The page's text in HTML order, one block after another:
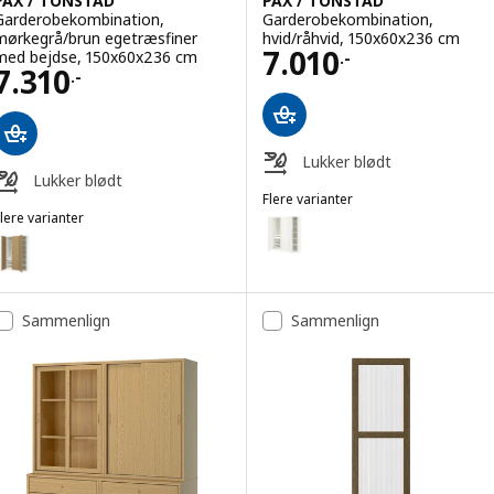
brun egetræsfiner
bejdse, 150x60x236 cm
.-
7310.-
Lukker blødt
varianter
/ TONSTADPAX / TONSTAD, Garderobekombination, hvid/
PAX / TONSTAD, Garderobekombination, hvid/
PAX / TONSTAD, Garderobekombination, mørkegrå/brun
Garderobekombination,
hvid/råhvid, 150x60x236 cm
7.010.-
Pris 7010.-
Lukker blødt
Flere varianter
PAX / TONSTAD
Mulighed: PAX / TONSTAD,
Sammenlign Sammenlign